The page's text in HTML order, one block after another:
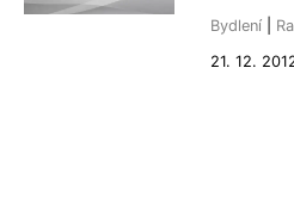
Bydlení
21. 12.